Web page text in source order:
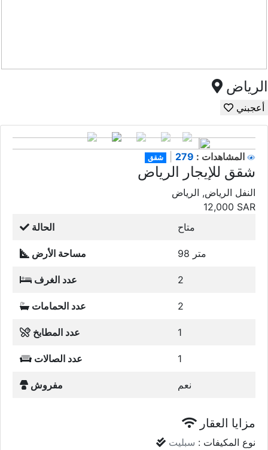
الرياض
أعجبني
شقق المشاهدات :
شقق للإيجار الرياض
النفل الرياض, الرياض
12,000 SAR
الحالة
متاح
مساحة الأرض 98 متر
عدد الغرف 2
عدد الحمامات 2
عدد المطابخ 1
عدد الصالات 1
مفروش نعم
مزايا العقار
نوع المكيفات : سبليت